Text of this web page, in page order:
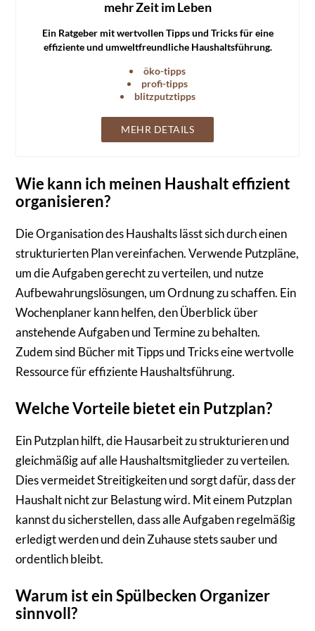
mehr Zeit im Leben
Ein Ratgeber mit wertvollen Tipps und Tricks für eine
effiziente und umweltfreundliche Haushaltsführung.
öko-tipps
profi-tipps
blitzputztipps
MEHR DETAILS
Wie kann ich meinen Haushalt effizient
organisieren?
Die Organisation des Haushalts lässt sich durch einen
strukturierten Plan vereinfachen. Verwende Putzpläne,
um die Aufgaben gerecht zu verteilen, und nutze
Aufbewahrungslösungen, um Ordnung zu schaffen. Ein
Wochenplaner kann helfen, den Überblick über
anstehende Aufgaben und Termine zu behalten.
Zudem sind Bücher mit Tipps und Tricks eine wertvolle
Ressource für effiziente Haushaltsführung.
Welche Vorteile bietet ein Putzplan?
Ein Putzplan hilft, die Hausarbeit zu strukturieren und
gleichmäßig auf alle Haushaltsmitglieder zu verteilen.
Dies vermeidet Streitigkeiten und sorgt dafür, dass der
Haushalt nicht zur Belastung wird. Mit einem Putzplan
kannst du sicherstellen, dass alle Aufgaben regelmäßig
erledigt werden und dein Zuhause stets sauber und
ordentlich bleibt.
Warum ist ein Spülbecken Organizer
sinnvoll?